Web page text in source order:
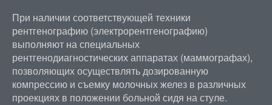
При наличии соответствующей техники
рентгенографию (электрорентгенографию)
выполняют на специальных
рентгенодиагностических аппаратах (маммографах),
позволяющих осуществлять дозированную
компрессию и съемку молочных желез в различных
проекциях в положении больной сидя на стуле.